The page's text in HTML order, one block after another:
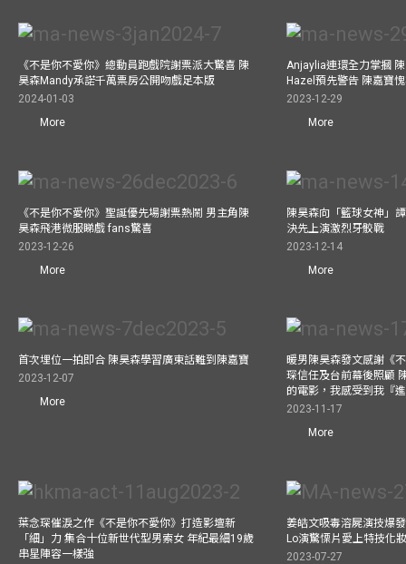
《不是你不愛你》總動員跑戲院謝票派大驚喜 陳
昊森Mandy承諾千萬票房公開吻戲足本版
2024-01-03
More
Anjaylia連環全力掌摑
Hazel預先警告 陳嘉寶
2023-12-29
More
《不是你不愛你》聖誕優先場謝票熱鬧 男主角陳
昊森飛港微服睇戲 fans驚喜
2023-12-26
More
陳昊森向「籃球女神」
決先上演激烈牙骹戰
2023-12-14
More
首次埋位一拍即合 陳昊森學習廣東話難到陳嘉寶
2023-12-07
More
暖男陳昊森發文感謝《
琛信任及台前幕後照顧
的電影，我感受到我『
2023-11-17
More
葉念琛催淚之作《不是你不愛你》打造影壇新
「細」力 集合十位新世代型男索女 年紀最細19歲
串星陣容一樣強
姜皓文吸毒溶屍演技爆
Lo演驚慄片愛上特技化
2023-07-27